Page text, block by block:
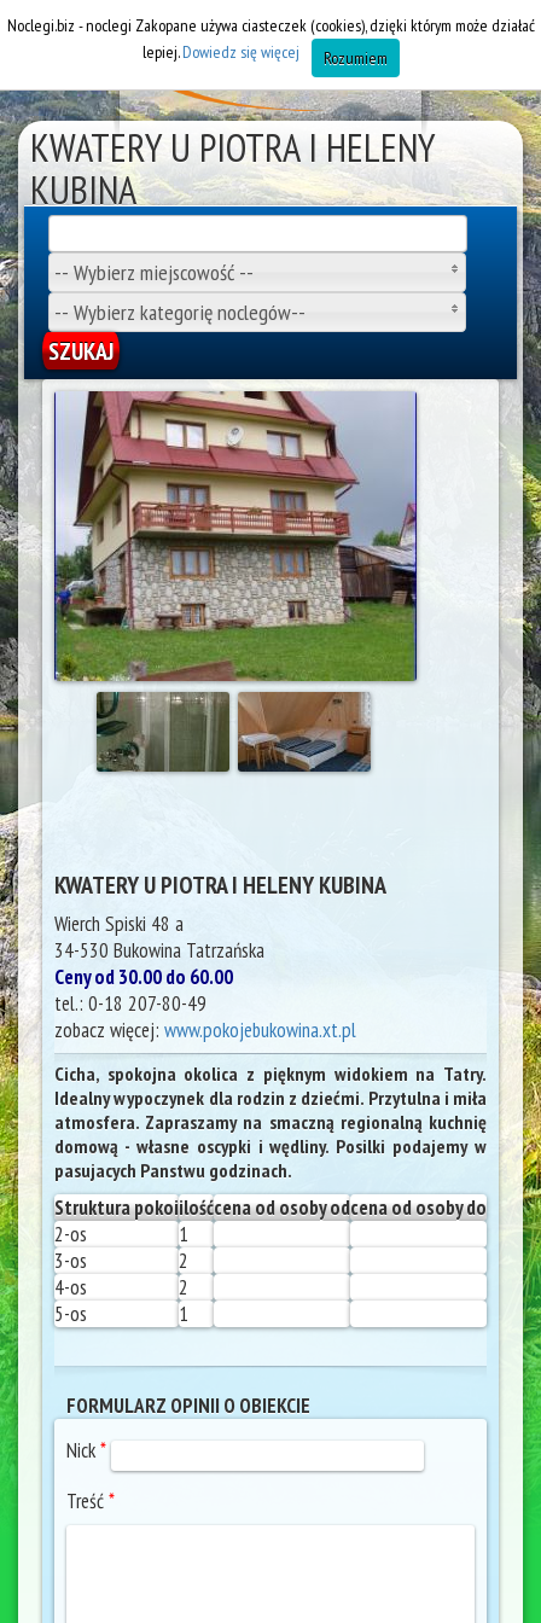
KWATERY U PIOTRA I HELENY
KUBINA
Wynajem pokoi Bukowina Tatrzańska
-- Wybierz miejscowość --
-- Wybierz kategorię noclegów--
KWATERY U PIOTRA I HELENY KUBINA
Wierch Spiski 48 a
34-530 Bukowina Tatrzańska
Ceny od 30.00 do 60.00
tel.: 0-18 207-80-49
zobacz więcej: www.pokojebukowina.xt.pl
Cicha, spokojna okolica z pięknym widokiem na Tatry.
Idealny wypoczynek dla rodzin z dziećmi. Przytulna i miła
atmosfera. Zapraszamy na smaczną regionalną kuchnię
domową - własne oscypki i wędliny. Posilki podajemy w
pasujacych Panstwu godzinach.
Struktura pokoiilośćcena od osoby odcena od osoby do
2-os
1
3-os
2
4-os
2
5-os
1
FORMULARZ OPINII O OBIEKCIE
Nick*
Treść*
Noclegi.biz - noclegi Zakopane używa ciasteczek (cookies), dzięki którym może działać
lepiej.Dowiedz się więcej Rozumiem